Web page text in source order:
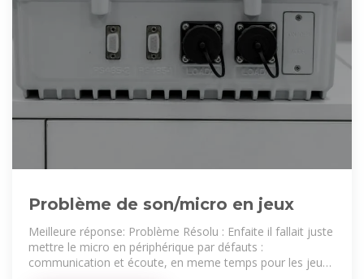
Problème de son/micro en jeux
Meilleure réponse: Problème Résolu : Enfaite il fallait juste
mettre le micro en périphérique par défauts :
communication et écoute, en meme temps pour les jeux.